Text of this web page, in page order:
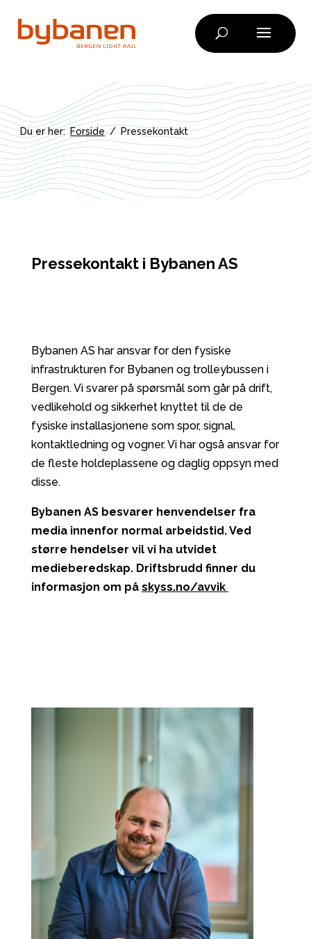
content
Du er her: Forside / Pressekontakt
Pressekontakt i Bybanen AS
Bybanen AS har ansvar for den fysiske
infrastrukturen for Bybanen og trolleybussen i
Bergen. Vi svarer på spørsmål som går på drift,
vedlikehold og sikkerhet knyttet til de de
fysiske installasjonene som spor, signal,
kontaktledning og vogner. Vi har også ansvar for
de fleste holdeplassene og daglig oppsyn med
disse.
Bybanen AS besvarer henvendelser fra
media innenfor normal arbeidstid. Ved
større hendelser vil vi ha utvidet
medieberedskap. Driftsbrudd finner du
informasjon om på skyss.no/avvik